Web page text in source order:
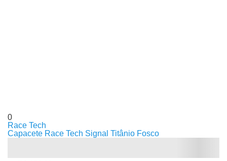
0
Race Tech
Capacete Race Tech Signal Titânio Fosco